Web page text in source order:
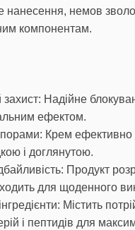
нанесення, немов
компонентам.
захист: Надійне
ефектом.
Крем
і доглянутою.
Продукт
для щоденного
Містить
і пептидів для